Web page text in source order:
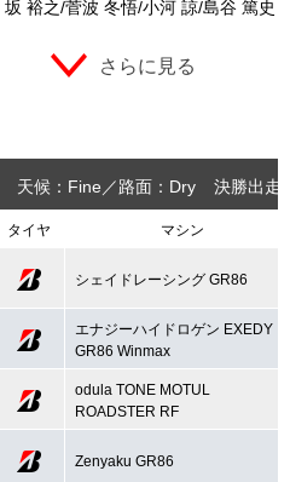
坂 裕之 菅波 冬悟 小河 諒 島谷 篤史
さらに見る
天候：Fine 路面：Dry 決勝出走
タイヤ マシン
シェイドレーシング GR86
エナジーハイドロゲン EXEDY
GR86 Winmax
odula TONE MOTUL
ROADSTER RF
Zenyaku GR86